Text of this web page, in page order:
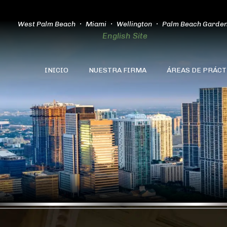
West Palm Beach Miami Wellington Palm Beach
English Site
INICIO NUESTRA FIRMA ÁREAS DE